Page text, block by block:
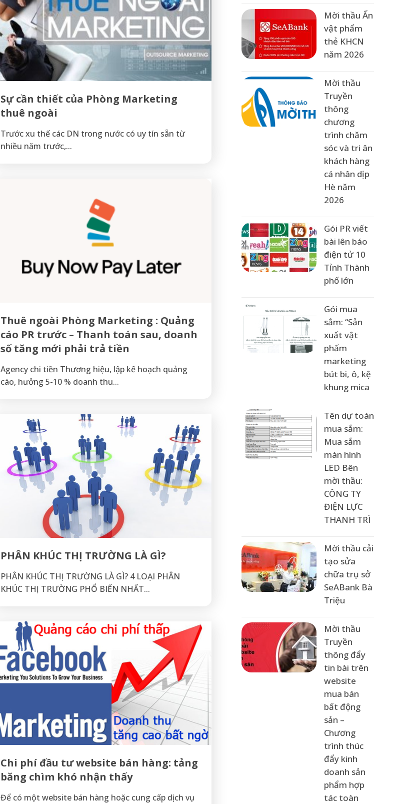
Sự cần thiết của Phòng Marketing
thuê ngoài
Trước xu thế các DN trong nước có uy tín sẵn từ
nhiều năm trước,...
Thuê ngoài Phòng Marketing : Quảng
cáo PR trước – Thanh toán sau, doanh
số tăng mới phải trả tiền
Agency chi tiền Thương hiệu, lập kế hoạch quảng
cáo, hưởng 5-10 % doanh thu...
PHÂN KHÚC THỊ TRƯỜNG LÀ GÌ?
PHÂN KHÚC THỊ TRƯỜNG LÀ GÌ? 4 LOẠI PHÂN
KHÚC THỊ TRƯỜNG PHỔ BIẾN NHẤT...
Chi phí đầu tư website bán hàng: tảng
băng chìm khó nhận thấy
Để có một website bán hàng hoặc cung cấp dịch vụ
Mời thầu Ấn
vật phẩm
thẻ KHCN
năm 2026
Mời thầu
Truyền
thông
chương
trình chăm
sóc và tri ân
khách hàng
cá nhân dịp
Hè năm
2026
Gói PR viết
bài lên báo
điện tử 10
Tỉnh Thành
phố lớn
Gói mua
sắm: “Sản
xuất vật
phẩm
marketing
bút bi, ô, kệ
khung mica
Tên dự toán
mua sắm:
Mua sắm
màn hình
LED Bên
mời thầu:
CÔNG TY
ĐIỆN LỰC
THANH TRÌ
Mời thầu cải
tạo sửa
chữa trụ sở
SeABank Bà
Triệu
Mời thầu
Truyền
thông đẩy
tin bài trên
website
mua bán
bất động
sản –
Chương
trình thúc
đẩy kinh
doanh sản
phẩm hợp
tác toàn